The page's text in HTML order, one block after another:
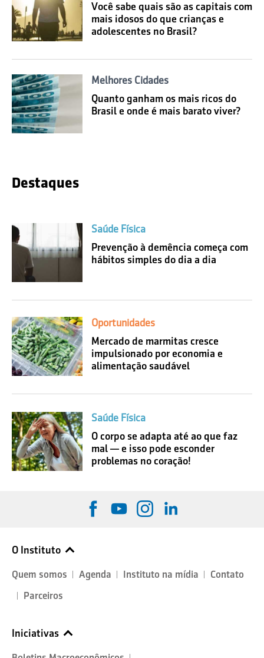
Você sabe quais são as capitais com
mais idosos do que crianças e
adolescentes no Brasil?
Melhores Cidades
Quanto ganham os mais ricos do
Brasil e onde é mais barato viver?
Destaques
Saúde Física
Prevenção à demência começa com
hábitos simples do dia a dia
Oportunidades
Mercado de marmitas cresce
impulsionado por economia e
alimentação saudável
Saúde Física
O corpo se adapta até ao que faz
mal — e isso pode esconder
problemas no coração!
O Instituto
Quem somos Agenda Instituto na mídia
Contato
Parceiros
Iniciativas